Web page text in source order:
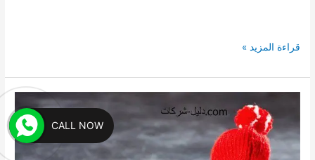
شركة
تسربات
الغاز
المركزى
الكترونيا
قراءة المزيد »
CALL NOW